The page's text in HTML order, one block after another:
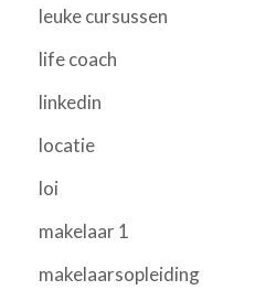
leuke cursussen
life coach
linkedin
locatie
loi
makelaar 1
makelaarsopleiding